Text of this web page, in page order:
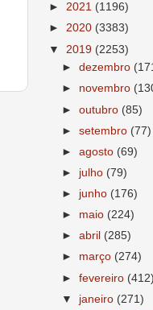
► 2021 (1196)
► 2020 (3383)
▼ 2019 (2253)
►dezembro
► novembro
►outubro (85)
►setembro (77)
►agosto (69)
► julho (79)
► junho (176)
► maio (224)
►abril (285)
► março (274)
►fevereiro (412)
▼ janeiro (271)